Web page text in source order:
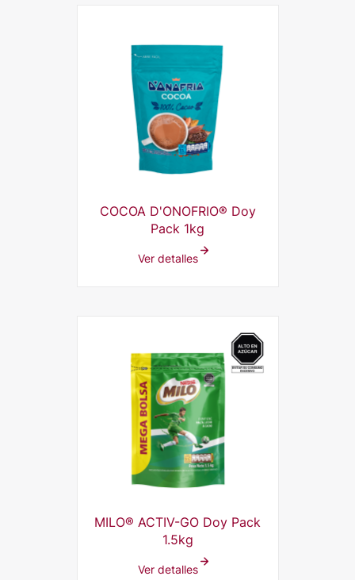
COCOA D'ONOFRIO® Doy
Pack 1kg
Ver detalles
MILO® ACTIV-GO Doy Pack
1.5kg
Ver detalles